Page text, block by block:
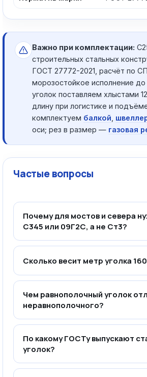
Важно при комплектации:
строительных стальных
ГОСТ 27772-2021, расчёт по СП
морозостойкое исполнение до
уголок поставляем хлыстами
длину при логистике и
комплектуем балкой
оси; рез в размер — газовая
Частые вопросы
Почему для мостов и севера
С345 или 09Г2С, а не Ст3?
Сколько весит метр уголка
Чем равнополочный уголок
неравнополочного?
По какому ГОСТу выпускают
уголок?